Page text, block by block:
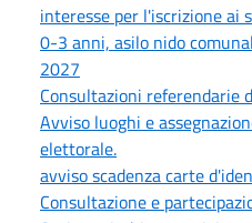
interesse per l'iscrizione ai
0-3 anni, asilo nido
2027
Consultazioni referendarie
Avviso luoghi e
elettorale.
avviso scadenza carte
Consultazione e